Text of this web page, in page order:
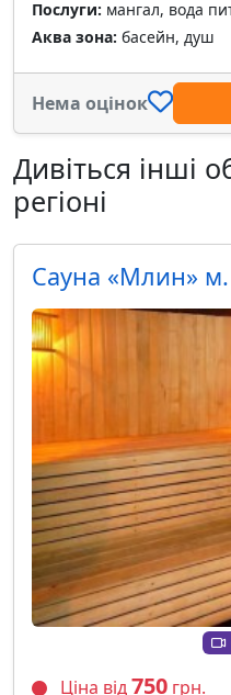
Послуги: мангал, вода
Аква зона: басейн, душ
Нема оцінок
Дивіться інші
регіоні
Сауна «Млин»
Ціна від750 грн.